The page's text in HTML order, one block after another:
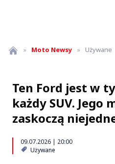
» Moto Newsy » Używane
Ten Ford jest w
każdy SUV. Jego
zaskoczą
09.07.2026 | 20:00
Używane